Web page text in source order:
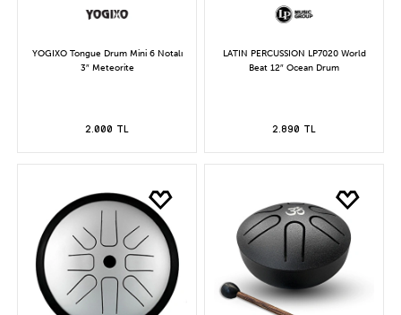
YOGIXO Tongue Drum Mini 6 Notalı
3″ Meteorite
2.000 TL
LATIN PERCUSSION LP7020 World
Beat 12″ Ocean Drum
2.890 TL